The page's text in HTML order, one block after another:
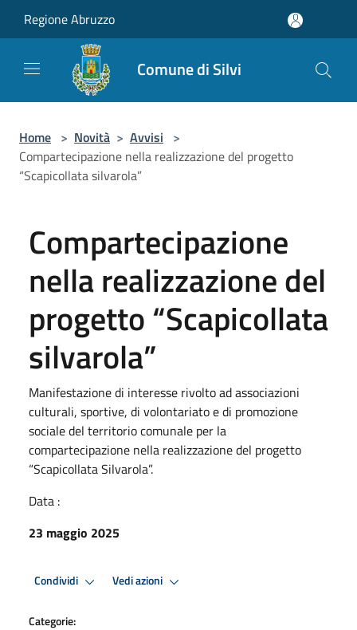
Regione Abruzzo
Comune di Silvi
Home > Novità > Avvisi >
Compartecipazione nella realizzazione del progetto
“Scapicollata silvarola”
Compartecipazione
nella realizzazione del
progetto “Scapicollata
silvarola”
Manifestazione di interesse rivolto ad associazioni
culturali, sportive, di volontariato e di promozione
sociale del territorio comunale per la
compartecipazione nella realizzazione del progetto
“Scapicollata Silvarola”.
Data :
23 maggio 2025
Condividi Vedi azioni
Categorie: